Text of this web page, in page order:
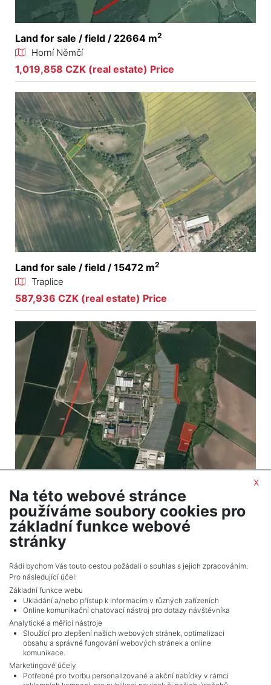
Land for sale / field / 22664 m2
Horní Němčí
1,019,858 CZK (real estate) Price
Land for sale / field / 15472 m2
Traplice
587,936 CZK (real estate) Price
Land for sale / field / 16926 m2
Uherský Brod
795,499 CZK (real estate) Price
Adverts total7.
x
Na této webové stránce
používáme soubory cookies pro
základní funkce webové
stránky
Rádi bychom Vás touto cestou požádali o souhlas s jejich zpracováním.
Pro následující účel:
Základní funkce webu
Ukládání a/nebo přístup k informacím v různých zařízeních
Online komunikační chatovací nástroj pro dotazy návštěvníka
Analytické a měřící nástroje
Sloužící pro zlepšení našich webových stránek, optimalizaci
obsahu a správné fungování webových stránek a online
komunikace.
Marketingové účely
Potřebné pro tvorbu personalizované a akční nabídky v rámci